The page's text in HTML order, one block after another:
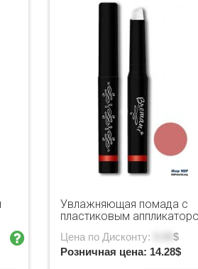
Увлажняющая помада с
пластиковым
Цена по Дисконту:
$
Розничная цена: 14.28$